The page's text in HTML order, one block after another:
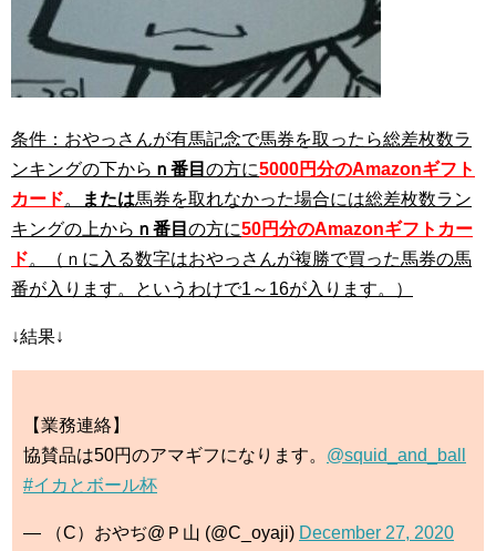
条件：おやっさんが有馬記念で馬券を取ったら総差枚数ラ
ンキングの下から ｎ番目 の方に5000円分のAmazonギフト
カード。 または馬券を取れなかった場合には総差枚数ラン
キングの上から ｎ番目 の方に50円分のAmazonギフトカー
ド。（ｎに入る数字はおやっさんが複勝で買った馬券の馬
番が入ります。というわけで1～16が入ります。）
↓結果↓
【業務連絡】
協賛品は50円のアマギフになります。 @squid_and_ball
#イカとボール杯
— （C）おやぢ@Ｐ山 (@C_oyaji) December 27, 2020